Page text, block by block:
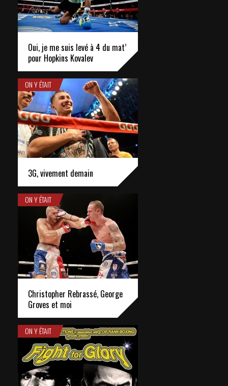
Oui, je me suis levé à 4 du mat’
pour Hopkins Kovalev
ON Y ÉTAIT
3G, vivement demain
ON Y ÉTAIT
Christopher Rebrassé, George
Groves et moi
ON Y ÉTAIT